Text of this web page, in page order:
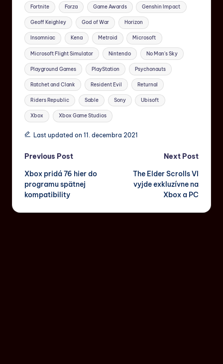
Fortnite Forza Game Awards Genshin Impact
Geoff Keighley God of War Horizon
Insomniac Kena Metroid Microsoft
Microsoft Flight Simulator Nintendo No Man's Sky
Playground Games PlayStation Psychonauts
Ratchet and Clank Resident Evil Returnal
Riders Republic Sable Sony Ubisoft
Xbox Xbox Game Studios
Last updated on 11. decembra 2021
Previous Post
Xbox pridá 76 hier do
programu spätnej
kompatibility
Next Post
The Elder Scrolls VI
vyjde exkluzívne na
Xbox a PC